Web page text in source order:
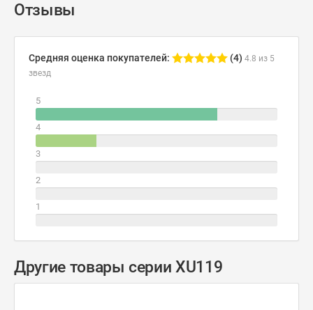
Отзывы
Средняя оценка покупателей: (4) 4.8 из 5
звезд
5
4
3
2
1
Другие товары серии XU119